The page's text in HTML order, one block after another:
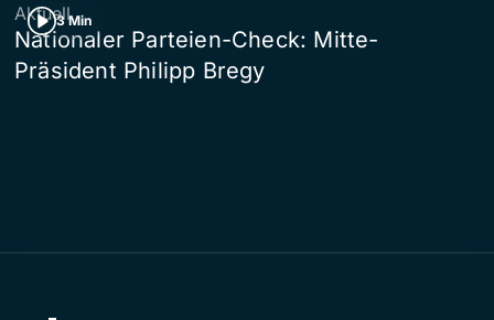
3 Min
Aktuell
Nationaler Parteien-Check: Mitte-
Präsident Philipp Bregy